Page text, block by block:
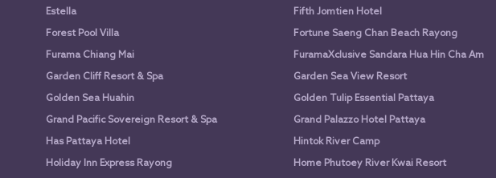
Estella
Fifth Jomtien Hotel
Forest Pool Villa
Fortune Saeng Chan Beach Rayong
Furama Chiang Mai
FuramaXclusive Sandara Hua Hin Cha Am
Garden Cliff Resort & Spa
Garden Sea View Resort
Golden Sea Huahin
Golden Tulip Essential Pattaya
Grand Pacific Sovereign Resort & Spa
Grand Palazzo Hotel Pattaya
Has Pattaya Hotel
Hintok River Camp
Holiday Inn Express Rayong
Home Phutoey River Kwai Resort